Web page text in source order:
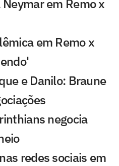
em Remo x
em Remo x
e Danilo: Braune
negocia
redes sociais em